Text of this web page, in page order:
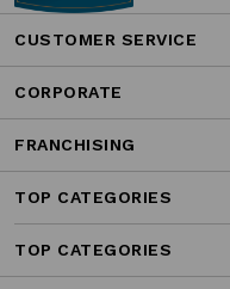
CUSTOMER SERVICE
CORPORATE
FRANCHISING
TOP CATEGORIES
TOP CATEGORIES